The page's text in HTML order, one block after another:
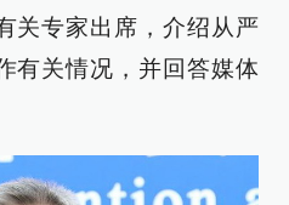
关专家出席，介绍从严
有关情况，并回答媒体